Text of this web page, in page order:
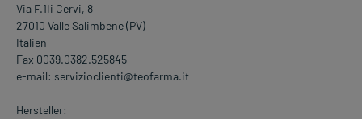
Via F.1Ii Cervi, 8
27010 Valle Salimbene (PV)
Italien
Fax 0039.0382.525845
e-mail: servizioclienti@teofarma.it
Hersteller: